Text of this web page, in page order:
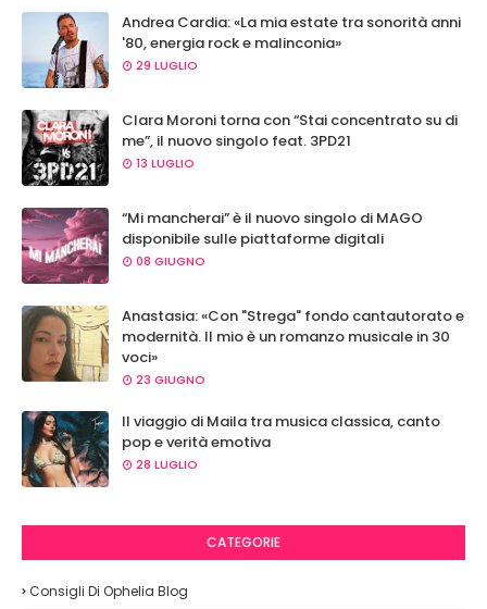
Andrea Cardia: «La mia estate tra sonorità anni
'80, energia rock e malinconia»
29 LUGLIO
Clara Moroni torna con “Stai concentrato su di
me”, il nuovo singolo feat. 3PD21
13 LUGLIO
“Mi mancherai” è il nuovo singolo di MAGO
disponibile sulle piattaforme digitali
08 GIUGNO
Anastasia: «Con "Strega" fondo cantautorato e
modernità. Il mio è un romanzo musicale in 30
voci»
23 GIUGNO
Il viaggio di Maila tra musica classica, canto
pop e verità emotiva
28 LUGLIO
CATEGORIE
Consigli Di Ophelia Blog